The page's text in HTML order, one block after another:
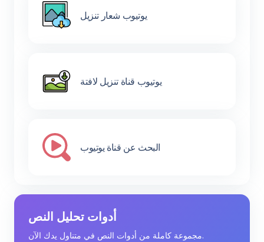
يوتيوب شعار تنزيل
يوتيوب قناة تنزيل لافتة
البحث عن قناة يوتيوب
أدوات تحليل النص
مجموعة كاملة من أدوات النص في متناول يدك الآن.